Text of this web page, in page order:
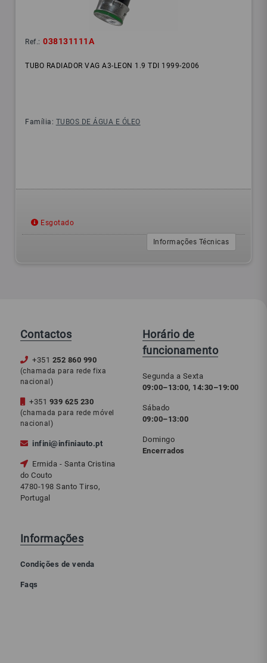
Ref.: 038131111A
TUBO RADIADOR VAG A3-LEON 1.9 TDI 1999-2006
Família: TUBOS DE ÁGUA E ÓLEO
Esgotado
Informações Técnicas
Contactos
+351 252 860 990
(chamada para rede fixa
nacional)
+351 939 625 230
(chamada para rede móvel
nacional)
infini@infiniauto.pt
Ermida - Santa Cristina
do Couto
4780-198 Santo Tirso,
Portugal
Horário de
funcionamento
Segunda a Sexta
09:00–13:00, 14:30–19:00
Sábado
09:00–13:00
Domingo
Encerrados
Informações
Condições de venda
Faqs